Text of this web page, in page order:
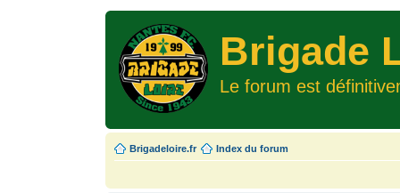
Brigade
Le forum est
Brigadeloire.fr Index du forum